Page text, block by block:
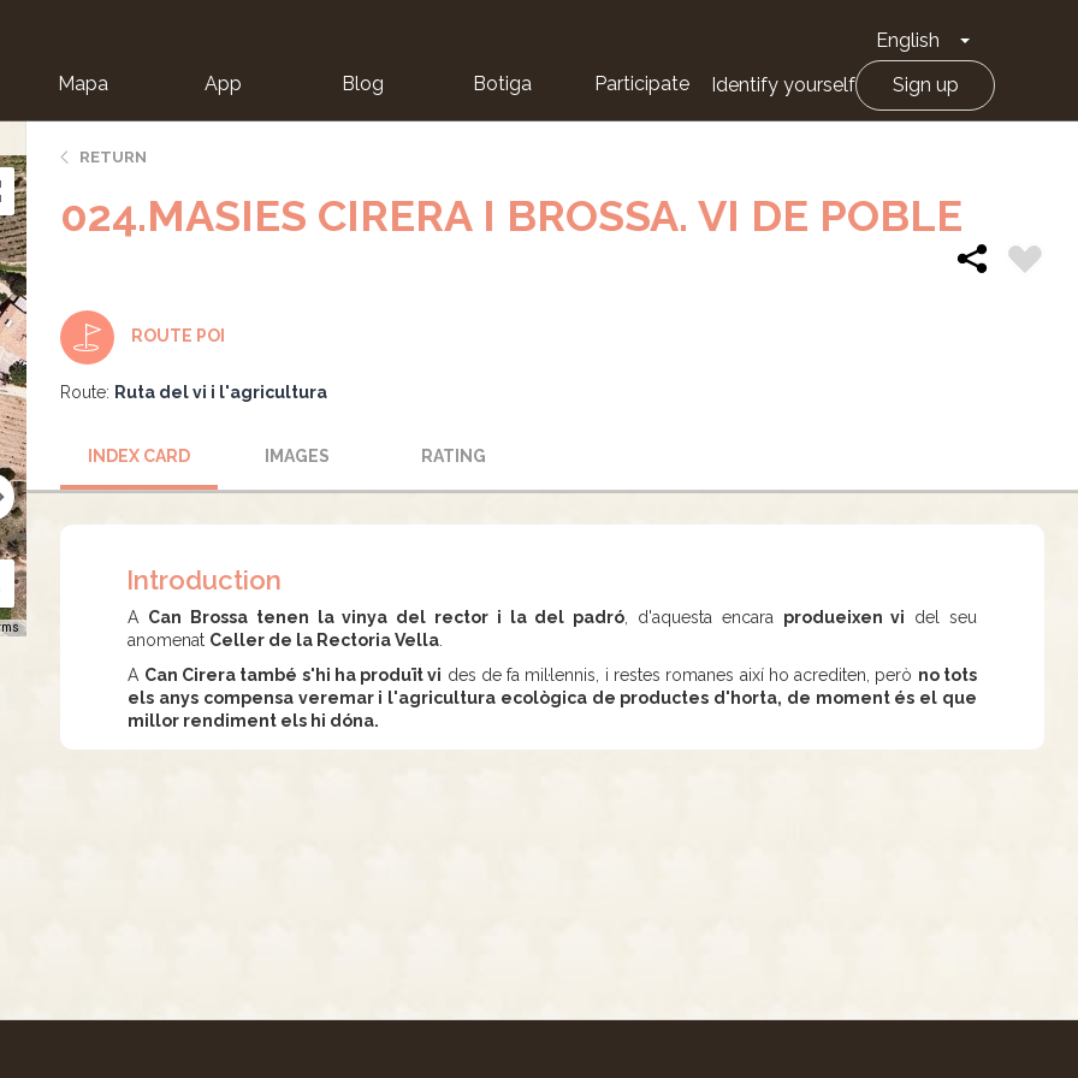
English Toggle
Mapa App Blog Botiga Participate Identify yourself Sign up
RETURN
024.MASIES CIRERA I BROSSA. VI DE POBLE
ROUTE POI
Route: Ruta del vi i l'agricultura
INDEX CARD IMAGES RATING
Introduction
A Can Brossa tenen la vinya del rector i la del padró , d'aquesta encara produeixen vi del seu
anomenat Celler de la Rectoria Vella
A Can Cirera també s'hi ha produït vi des de fa mil·lennis, i restes romanes així ho acrediten, però no tots
els anys compensa veremar i l'agricultura ecològica de productes d'horta, de moment és el que
millor rendiment els hi dóna.